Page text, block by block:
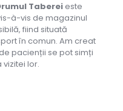
Tabereieste
à-vis de magazinul
fiind situată
în comun. Am creat
pacienții se pot simți
lor.